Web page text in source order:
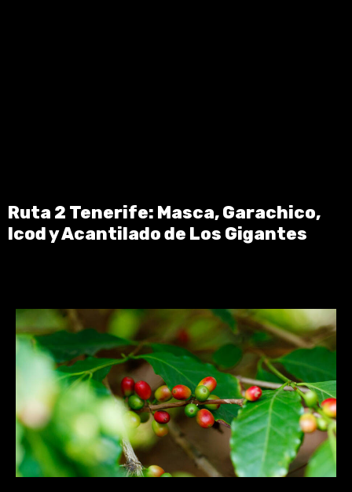
Ruta 2 Tenerife: Masca, Garachico,
Icod y Acantilado de Los Gigantes